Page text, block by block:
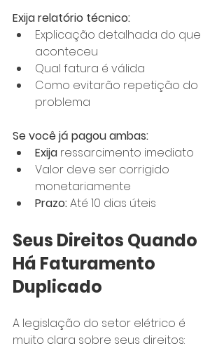
Exija relatório técnico:
Explicação detalhada do que
aconteceu
Qual fatura é válida
Como evitarão repetição do
problema
Se você já pagou ambas:
Exija ressarcimento imediato
Valor deve ser corrigido
monetariamente
Prazo: Até 10 dias úteis
Seus Direitos Quando
Há Faturamento
Duplicado
A legislação do setor elétrico é
muito clara sobre seus direitos: